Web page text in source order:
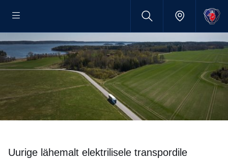
Uurige lähemalt elektrilisele transpordile